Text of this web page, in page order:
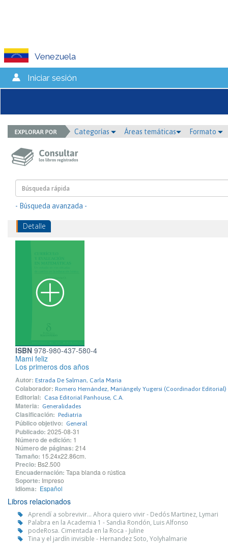
Venezuela
Iniciar sesión
Categorías Áreas temáticas Formato
- Búsqueda avanzada -
Detalle
ISBN 978-980-437-580-4
Mami feliz
Los primeros dos años
Autor: Estrada De Salman, Carla Maria
Colaborador: Romero Hernández, Mariángely Yugersi (Coordinador Editorial)
Editorial: Casa Editorial Panhouse, C.A.
Materia: Generalidades
Clasificación: Pediatría
Público objetivo: General
Publicado: 2025-08-31
Número de edición: 1
Número de páginas: 214
Tamaño: 15.24x22.86cm.
Precio: Bs2.500
Encuadernación: Tapa blanda o rústica
Soporte: Impreso
Idioma: Español
Libros relacionados
Aprendí a sobrevivir... Ahora quiero vivir - Dedós Martinez, Lymari
Palabra en la Academia 1 - Sandia Rondón, Luis Alfonso
podeRosa. Cimentada en la Roca - Juline
Tina y el jardín invisible - Hernandez Soto, Yolyhalmarie